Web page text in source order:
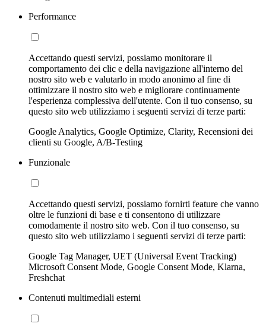
Performance
Accettando questi servizi, possiamo monitorare il
comportamento dei clic e della navigazione all'interno del
nostro sito web e valutarlo in modo anonimo al fine di
ottimizzare il nostro sito web e migliorare continuamente
l'esperienza complessiva dell'utente. Con il tuo consenso, su
questo sito web utilizziamo i seguenti servizi di terze parti:
Google Analytics, Google Optimize, Clarity, Recensioni dei
clienti su Google, A/B-Testing
Funzionale
Accettando questi servizi, possiamo fornirti feature che vanno
oltre le funzioni di base e ti consentono di utilizzare
comodamente il nostro sito web. Con il tuo consenso, su
questo sito web utilizziamo i seguenti servizi di terze parti:
Google Tag Manager, UET (Universal Event Tracking)
Microsoft Consent Mode, Google Consent Mode, Klarna,
Freshchat
Contenuti multimediali esterni